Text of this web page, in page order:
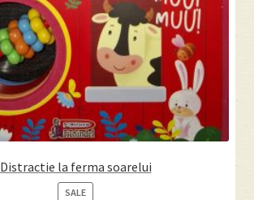
Distractie la ferma soarelui
SALEPRODUCT